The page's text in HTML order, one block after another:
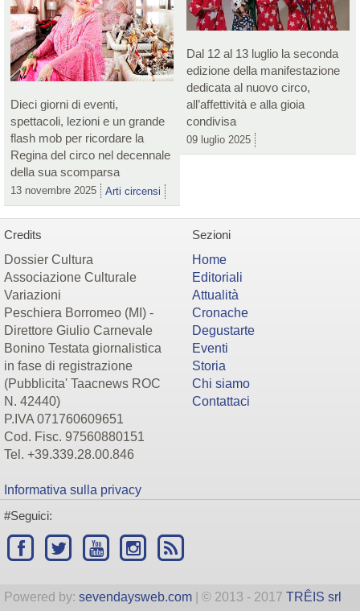
Dieci giorni di eventi,
spettacoli, lezioni e un grande
flash mob per ricordare la
Regina del circo nel decennale
della sua scomparsa
13 novembre 2025 Arti circensi
Dal 12 al 13 luglio la seconda
edizione della manifestazione
dedicata al nuovo circo,
all’affettività e alla gioia
condivisa
09 luglio 2025
Credits
Dossier Cultura
Associazione Culturale
Variazioni
Peschiera Borromeo (MI) -
Direttore Giulio Carnevale
Bonino Testata giornalistica
in fase di registrazione
(Pubblicita' Taacnews ROC
N. 42440)
P.IVA 071760609651
Cod. Fisc. 97560880151
Tel. +39.339.28.00.846
Informativa sulla privacy
Sezioni
Home
Editoriali
Attualità
Cronache
Degustarte
Eventi
Storia
Chi siamo
Contattaci
#Seguici:
Powered by: sevendaysweb.com | © 2013 - 2017 TRÊIS srl